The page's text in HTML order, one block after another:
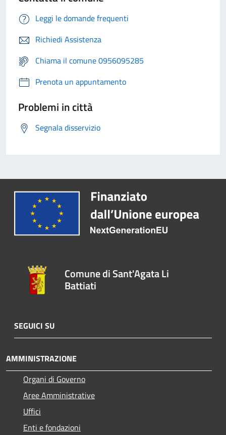
Leggi le domande frequenti
Richiedi Assistenza
Chiama il comune 0956095285
Prenota un appuntamento
Problemi in città
Segnala disservizio
Comune di Sant'Agata Li
Battiati
SEGUICI SU
AMMINISTRAZIONE
Organi di Governo
Aree Amministrative
Uffici
Enti e fondazioni